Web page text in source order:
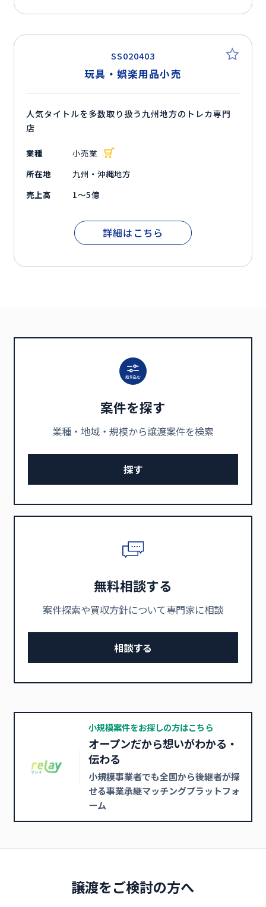
SS020403
玩具・娯楽用品小売
人気タイトルを多数取り扱う九州地方のトレカ専門
店
業種
小売業
所在地
九州・沖縄地方
売上高
1～5億
詳細はこちら
案件を探す
業種・地域・規模から譲渡案件を検索
探す
無料相談する
案件探索や買収方針について専門家に相談
相談する
小規模案件をお探しの方はこちら
オープンだから想いがわかる・
伝わる
小規模事業者でも全国から後継者が探
せる事業承継マッチングプラットフォ
ーム
譲渡をご検討の方へ